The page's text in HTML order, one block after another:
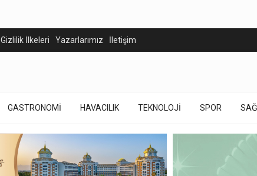
Gizlilik İlkeleri Yazarlarımız İletişim
GASTRONOMİ HAVACILIK TEKNOLOJİ SPOR